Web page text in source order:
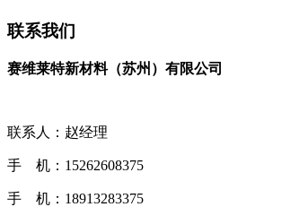
联系我们
赛维莱特新材料（苏州）有限公司
联系人：赵经理
手 机：15262608375
手 机：18913283375